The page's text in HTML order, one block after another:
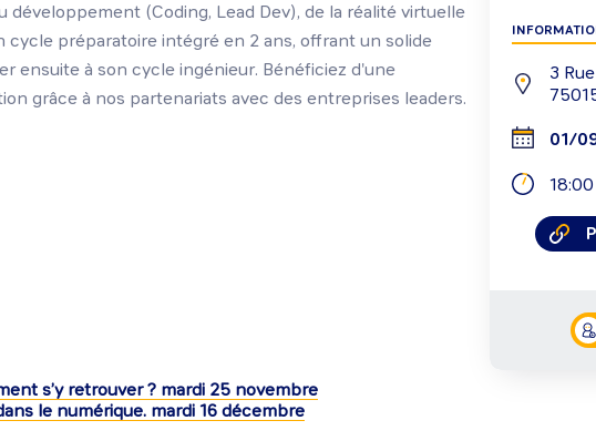
3
01/
18:00
développement (Coding, Lead Dev), de la réalité virtuelle
cycle préparatoire intégré en 2 ans, offrant un solide
ensuite à son cycle ingénieur. Bénéficiez d'une
grâce à nos partenariats avec des entreprises leaders.
s’y retrouver ? mardi 25 novembre
le numérique. mardi 16 décembre